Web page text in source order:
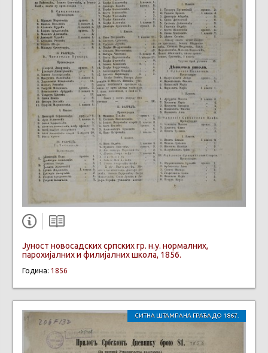
Јуност новосадских српских гр. н.у. нормалних,
парохијалних и филијалних школа, 1856.
Година: 1856
СИТНА ШТАМПАНА ГРАЂА ДО 1867.